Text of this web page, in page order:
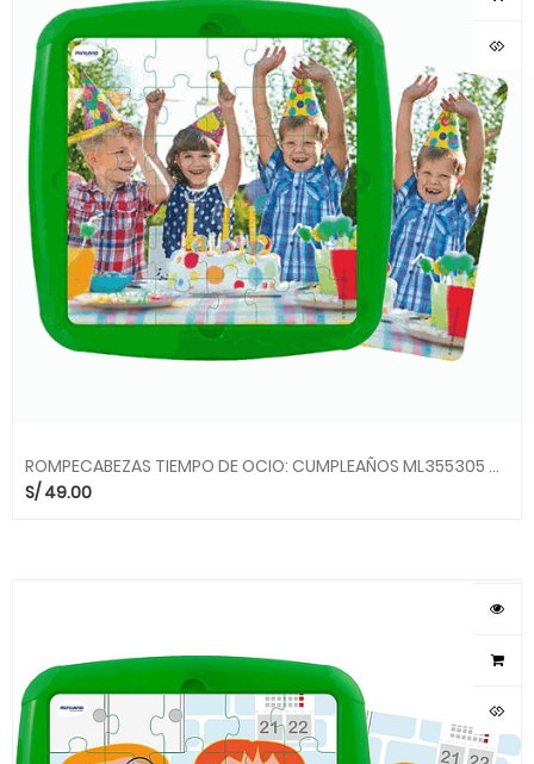
ROMPECABEZAS TIEMPO DE OCIO: CUMPLEAÑOS ML355305 MINILAND
S/ 49.00